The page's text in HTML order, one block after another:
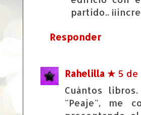
partido..
Responder
Rahelilla ★ 5 de
Cuántos
"Peaje", me